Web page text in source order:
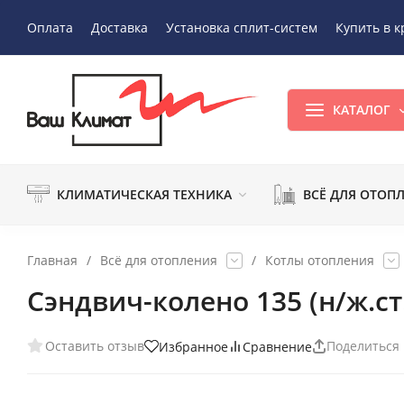
Оплата Доставка Установка сплит-систем Купить в
КАТАЛОГ
КЛИМАТИЧЕСКАЯ ТЕХНИКА ВСЁ ДЛЯ
Главная / Всё для отопления / Котлы отопления
Сэндвич-колено 135 (н/
Оставить отзыв Избранное Сравнение Поделиться